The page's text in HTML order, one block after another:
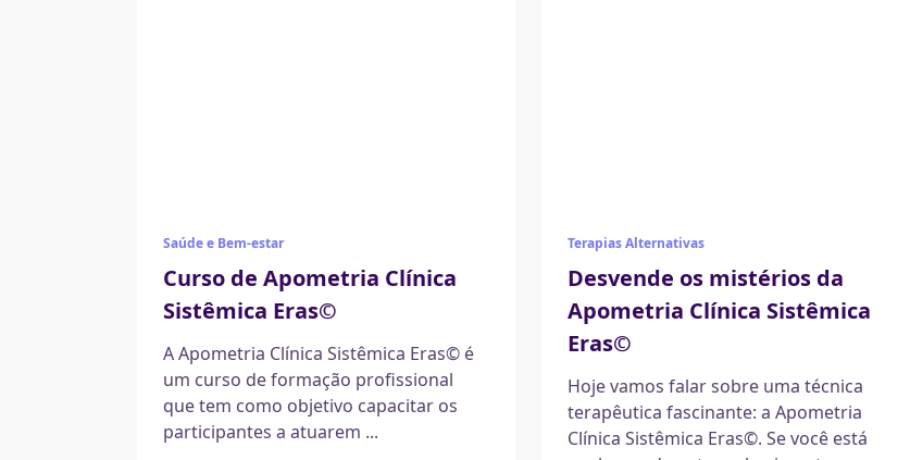
Saúde e Bem-estar
Curso de Apometria Clínica
Sistêmica Eras©
A Apometria Clínica Sistêmica Eras© é
um curso de formação profissional
que tem como objetivo capacitar os
participantes a atuarem ...
Terapias Alternativas
Desvende os mistérios da
Apometria Clínica Sistêmica
Eras©
Hoje vamos falar sobre uma técnica
terapêutica fascinante: a Apometria
Clínica Sistêmica Eras©. Se você está